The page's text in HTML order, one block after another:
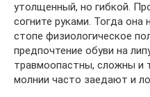
утолщенный, но гибкой.
согните руками. Тогда она
стопе физиологическое
предпочтение обуви на
травмоопастны, сложны и
молнии часто заедают и